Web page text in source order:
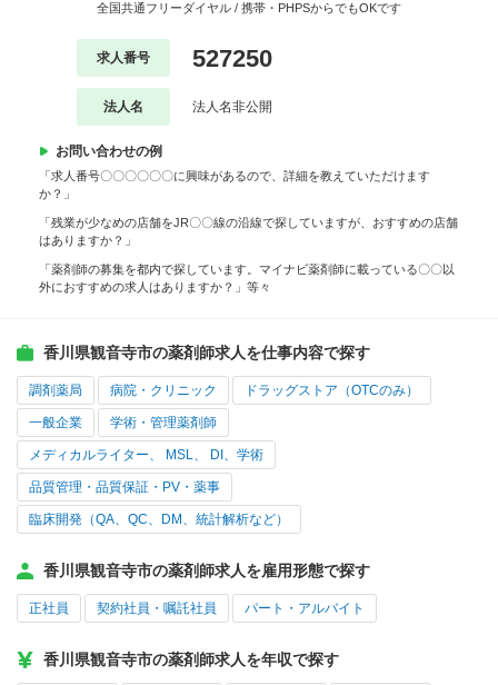
全国共通フリーダイヤル / 携帯・PHPSからでもOKです
求人番号 527250
法人名 法人名非公開
お問い合わせの例
「求人番号〇〇〇〇〇〇に興味があるので、詳細を教えていただけます
か？」
「残業が少なめの店舗をJR〇〇線の沿線で探していますが、おすすめの店舗
はありますか？」
「薬剤師の募集を都内で探しています。マイナビ薬剤師に載っている〇〇以
外におすすめの求人はありますか？」等々
香川県観音寺市の薬剤師求人を仕事内容で探す
調剤薬局 病院・クリニック ドラッグストア（OTCのみ）
一般企業 学術・管理薬剤師
メディカルライター、 MSL、 DI、学術
品質管理・品質保証・PV・薬事
臨床開発（QA、QC、DM、統計解析など）
香川県観音寺市の薬剤師求人を雇用形態で探す
正社員 契約社員・嘱託社員 パート・アルバイト
香川県観音寺市の薬剤師求人を年収で探す